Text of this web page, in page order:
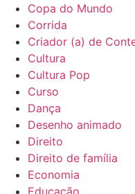
Copa do Mundo
Corrida
Criador (a) de
Cultura
Cultura Pop
Curso
Dança
Desenho animado
Direito
Direito de família
Economia